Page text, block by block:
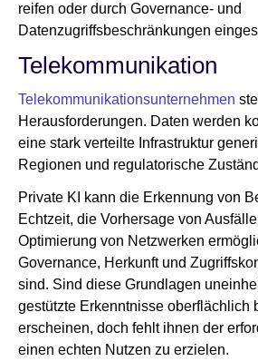
reifen oder durch Governance- und
Datenzugriffsbeschränkungen
Telekommunikation
Telekommunikationsunternehmen
Herausforderungen. Daten werden
eine stark verteilte Infrastruktur
Regionen und regulatorische
Private KI kann die Erkennung von
Echtzeit, die Vorhersage von
Optimierung von Netzwerken
Governance, Herkunft und
sind. Sind diese Grundlagen
gestützte Erkenntnisse oberflächlich
erscheinen, doch fehlt ihnen der
einen echten Nutzen zu erzielen.